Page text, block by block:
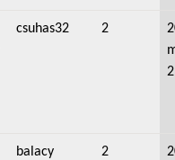
csuhas32 2
balacy 2